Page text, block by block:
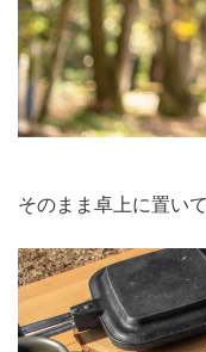
そのまま卓上に置い